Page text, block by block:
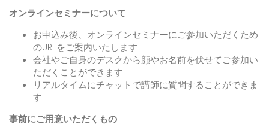
オンラインセミナーについて
お申込み後、オンラインセミナーにご参加いただくため
のURLをご案内いたします
会社やご自身のデスクから顔やお名前を伏せてご参加い
ただくことができます
リアルタイムにチャットで講師に質問することができま
す
事前にご用意いただくもの